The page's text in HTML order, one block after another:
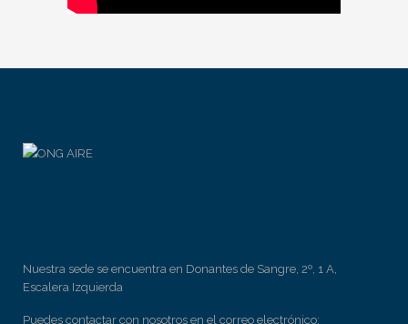
Nuestra sede se encuentra en Donantes de Sangre, 2º, 1 A,
Escalera Izquierda
Puedes contactar con nosotros en el correo electrónico: